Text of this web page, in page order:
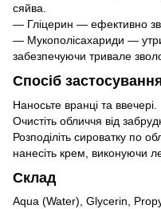
сяйва.
— Гліцерин — ефективно
— Мукополісахариди —
забезпечуючи тривале
Спосіб
Наносьте вранці та ввечері.
Очистіть обличчя від
Розподіліть сироватку по
нанесіть крем, виконуючи
Склад
Aqua (Water), Glycerin,